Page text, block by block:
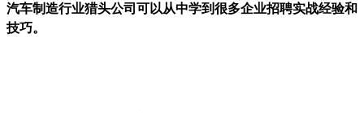
汽车制造行业猎头公司可以从中学到很多企业招聘实战经验和
技巧。